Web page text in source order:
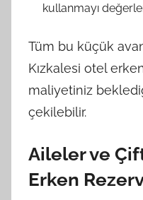
kullanmayı
Tüm bu küçük
Kızkalesi otel
maliyetiniz
çekilebilir.
Aileler ve
Erken